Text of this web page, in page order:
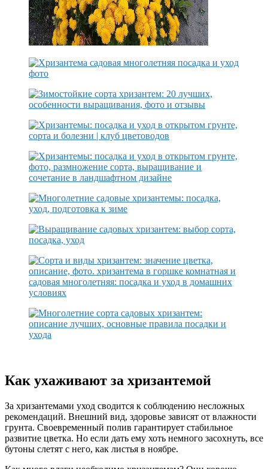
Как ухаживают за хризантемой
За хризантемами уход сводится к соблюдению несложных
рекомендаций. Внешний вид, здоровье зависят от влажности
грунта. Своевременный полив гарантирует стабильное
развитие цветка. Но если дать ему хоть немного засохнуть, все
бутоны слетят с него, как листья в ноябре.